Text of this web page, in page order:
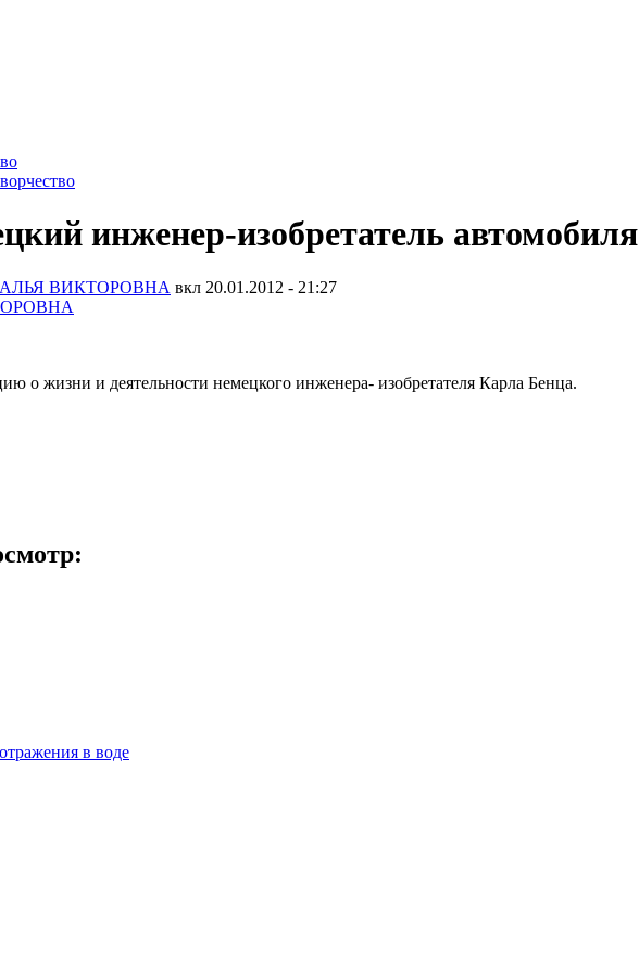
инженер-изобретатель автомобиля
ВИКТОРОВНА вкл 20.01.2012 - 21:27
о жизни и деятельности немецкого инженера- изобретателя Карла Бенца.
в воде